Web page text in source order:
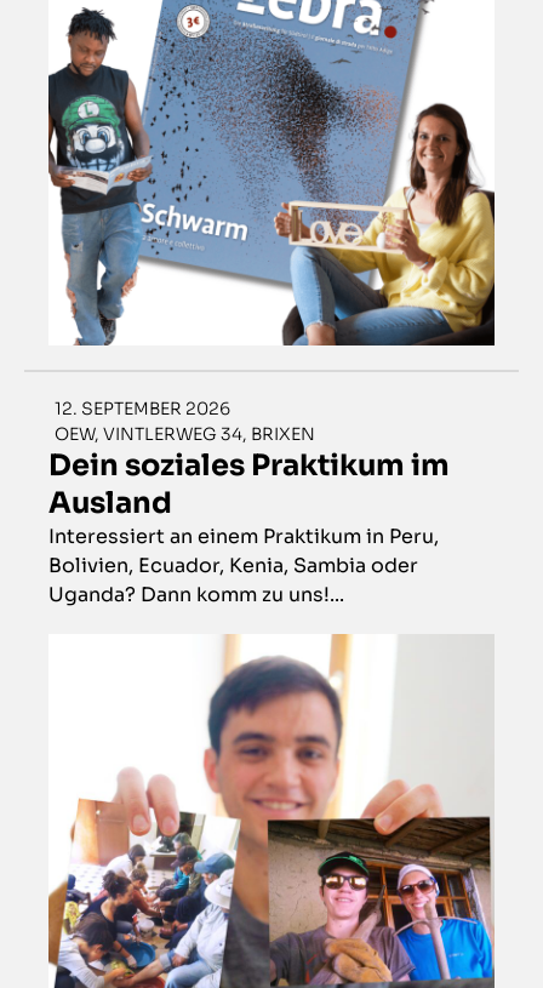
12. SEPTEMBER 2026
OEW, VINTLERWEG 34, BRIXEN
Dein soziales Praktikum im
Ausland
Interessiert an einem Praktikum in Peru,
Bolivien, Ecuador, Kenia, Sambia oder
Uganda? Dann komm zu uns!...